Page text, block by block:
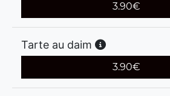
3.90€
Tarte au daim
3.90€